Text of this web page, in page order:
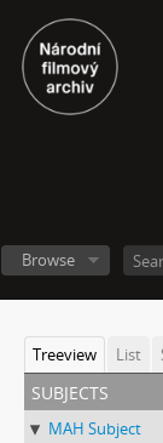
Browse
Treeview List
subjects
MAH Subject